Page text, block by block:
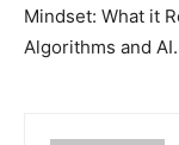
Mindset: What it
Algorithms and AI.